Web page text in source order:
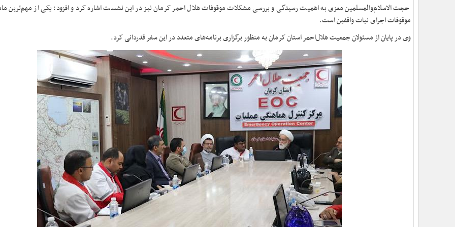
حجت الاسلام‌والمسلمین معزی به اهمیت رسیدگی و بررسی مشکلات موقوفات هلال احمر کرمان نیز در این نشست اشاره کرد و افزود: یکی از مهم‌ترین
موقوفات اجرای نیات واقفین است.
وی در پایان از مسئولان جمعیت هلال‌احمر استان کرمان به منظور برگزاری برنامه‌های متعدد در این سفر قدردانی کرد.